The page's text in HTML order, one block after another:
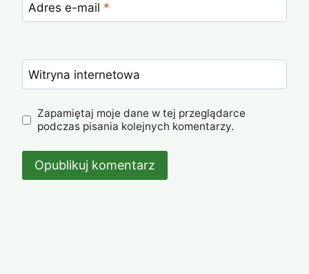
Adres e-mail *
Witryna internetowa
Zapamiętaj moje dane w tej przeglądarce
podczas pisania kolejnych komentarzy.